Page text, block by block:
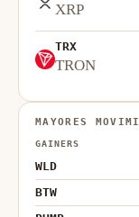
XRP
TRX
TRON
MAYORES
GAINERS
WLD
BTW